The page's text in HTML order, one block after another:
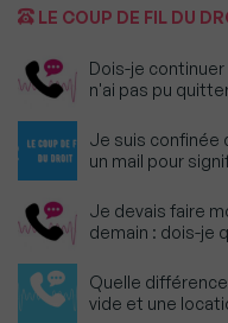
LE COUP DE FIL DU
Dois-je
n'ai pas pu
Je suis confinée
un mail pour
Je devais faire
demain : dois-je
Quelle
vide et une